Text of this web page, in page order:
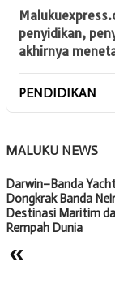
penyidikan,
akhirnya
PENDIDIKAN
MALUKU NEWS
«
Darwin–Banda
Dongkrak Banda
Destinasi Maritim
Rempah Dunia